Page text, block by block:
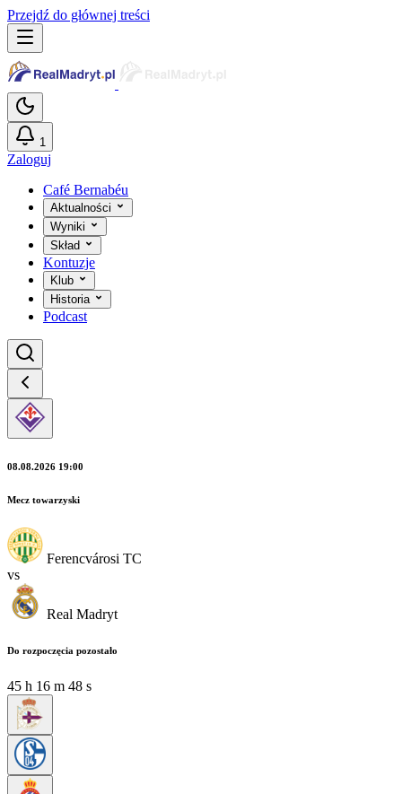
Przejdź do głównej treści
1
Zaloguj
Café Bernabéu
Aktualności
Wyniki
Skład
Kontuzje
Klub
Historia
Podcast
08.08.2026 19:00
Mecz towarzyski
Ferencvárosi TC
vs
Real Madryt
Do rozpoczęcia pozostało
45 h 16 m 46 s